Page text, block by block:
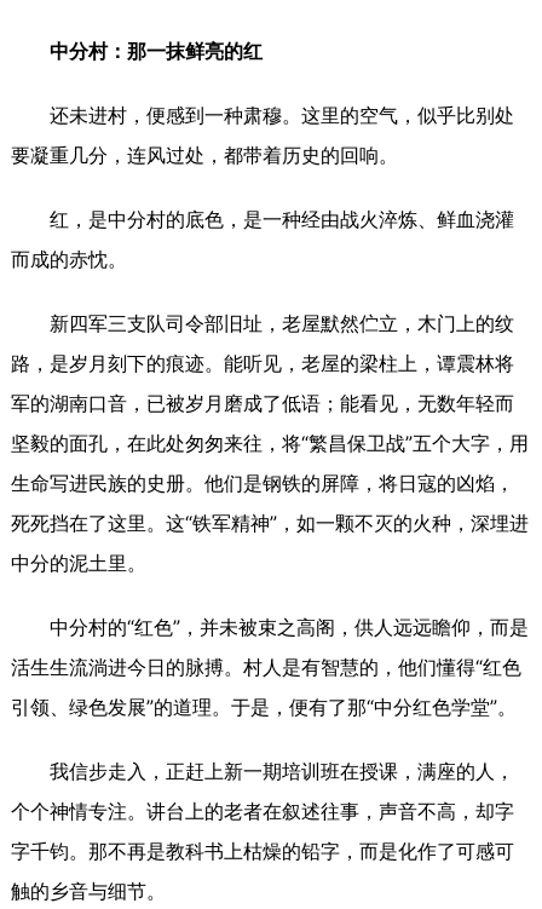
中分村：那一抹鲜亮的红
还未进村，便感到一种肃穆。这里的空气，似乎比别处
要凝重几分，连风过处，都带着历史的回响。
红，是中分村的底色，是一种经由战火淬炼、鲜血浇灌
而成的赤忱。
新四军三支队司令部旧址，老屋默然伫立，木门上的纹
路，是岁月刻下的痕迹。能听见，老屋的梁柱上，谭震林将
军的湖南口音，已被岁月磨成了低语；能看见，无数年轻而
坚毅的面孔，在此处匆匆来往，将“繁昌保卫战”五个大字，用
生命写进民族的史册。他们是钢铁的屏障，将日寇的凶焰，
死死挡在了这里。这“铁军精神”，如一颗不灭的火种，深埋进
中分的泥土里。
中分村的“红色”，并未被束之高阁，供人远远瞻仰，而是
活生生流淌进今日的脉搏。村人是有智慧的，他们懂得“红色
引领、绿色发展”的道理。于是，便有了那“中分红色学堂”。
我信步走入，正赶上新一期培训班在授课，满座的人，
个个神情专注。讲台上的老者在叙述往事，声音不高，却字
字千钧。那不再是教科书上枯燥的铅字，而是化作了可感可
触的乡音与细节。